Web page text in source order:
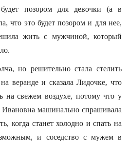
позором для девочки (а в
что это будет позором и для нее,
жить с мужчиной, который
но решительно стала стелить
веранде и сказала Лидочке, что
на свежем воздухе, потому что у
Ивановна машинально спрашивала
когда станет холодно и спать на
и соседство с мужем в